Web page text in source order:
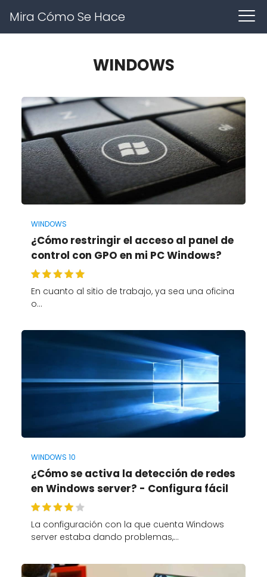
Mira Cómo Se Hace
WINDOWS
WINDOWS
¿Cómo restringir el acceso al panel de
control con GPO en mi PC Windows?
En cuanto al sitio de trabajo, ya sea una oficina
o…
WINDOWS 10
¿Cómo se activa la detección de redes
en Windows server? - Configura fácil
La configuración con la que cuenta Windows
server estaba dando problemas,…